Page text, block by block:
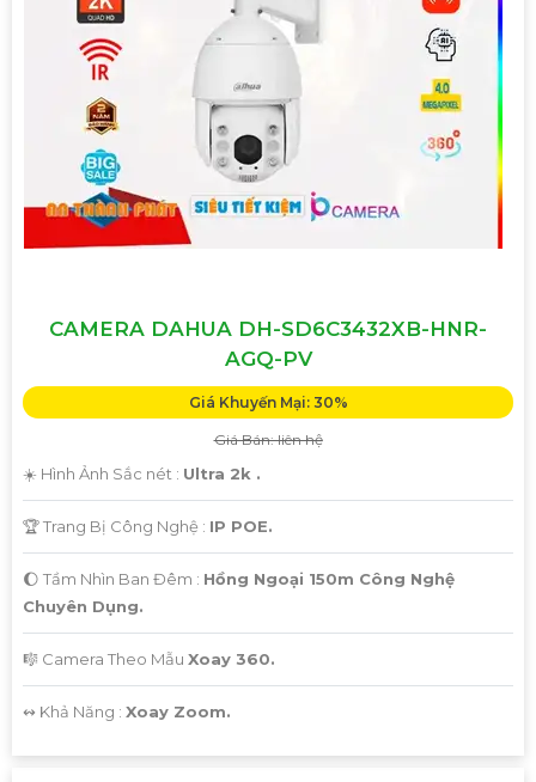
CAMERA DAHUA DH-SD6C3432XB-HNR-
AGQ-PV
Giá Khuyến Mại: 30%
Giá Bán: liên hệ
☀️ Hình Ảnh Sắc nét : Ultra 2k .
🏆 Trang Bị Công Nghệ : IP POE.
🌔 Tầm Nhìn Ban Đêm : Hồng Ngoại 150m Công Nghệ
Chuyên Dụng.
🎼️ Camera Theo Mẫu Xoay 360.
️↭ Khả Năng : Xoay Zoom.